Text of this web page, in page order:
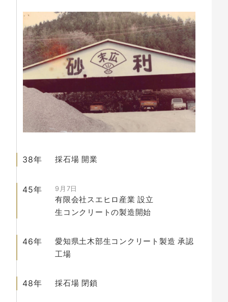
38年 採石場 開業
45年 9月7日
有限会社スエヒロ産業設立
生コンクリートの製造開始
46年
愛知県土木部生コンクリート製造 承認
工場
48年 採石場 閉鎖